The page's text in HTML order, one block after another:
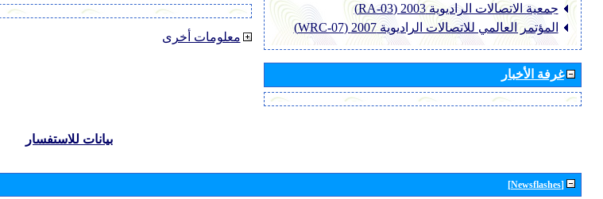
معلومات أخرى
جمعية الاتصالات الراديوية 2003 (RA-03)
المؤتمر العالمي للاتصالات الراديوية 2007 (WRC-07)
غرفة الأخبار
بيانات للاستفسار
[Newsflashes]